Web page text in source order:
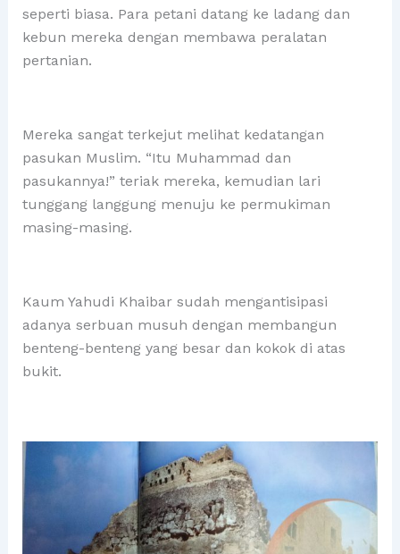
seperti biasa. Para petani datang ke ladang dan
kebun mereka dengan membawa peralatan
pertanian.
Mereka sangat terkejut melihat kedatangan
pasukan Muslim. “Itu Muhammad dan
pasukannya!” teriak mereka, kemudian lari
tunggang langgung menuju ke permukiman
masing-masing.
Kaum Yahudi Khaibar sudah mengantisipasi
adanya serbuan musuh dengan membangun
benteng-benteng yang besar dan kokok di atas
bukit.